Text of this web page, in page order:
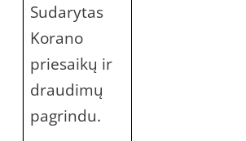
Sudarytas
Korano
priesaikų ir
draudimų
pagrindu.